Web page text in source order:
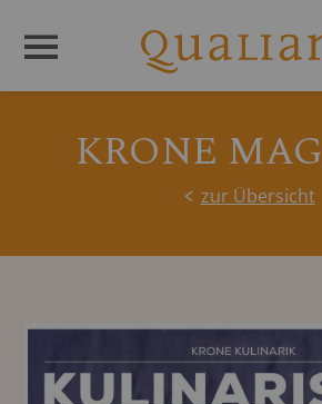
KRONE
zur Übersicht